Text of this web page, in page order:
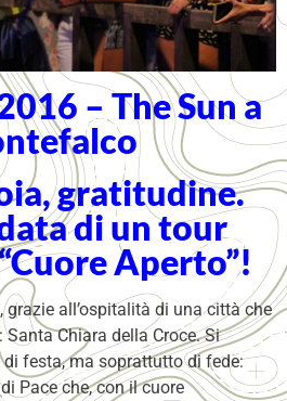
– The Sun a
gratitudine.
di un tour
Aperto”!
all’ospitalità di una città che
Chiara della Croce. Si
festa, ma soprattutto di fede:
Pace che, con il cuore